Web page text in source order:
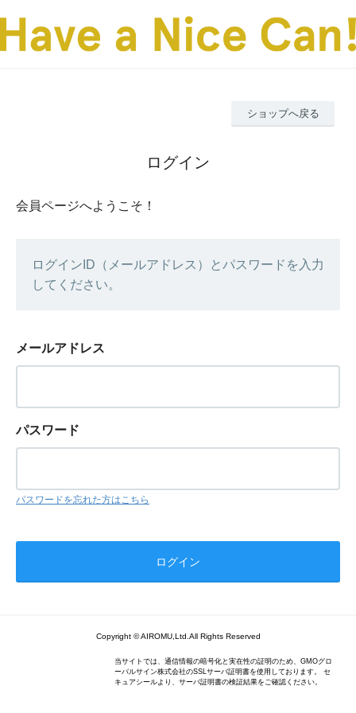
ショップへ戻る
ログイン
会員ページへようこそ！
ログインID（メールアドレス）とパスワードを入力
してください。
メールアドレス
パスワード
パスワードを忘れた方はこちら
Copyright © AIROMU,Ltd.All Rights Reserved
当サイトでは、通信情報の暗号化と実在性の証明のため、GMOグロ
ーバルサイン株式会社のSSLサーバ証明書を使用しております。 セ
キュアシールより、サーバ証明書の検証結果をご確認ください。